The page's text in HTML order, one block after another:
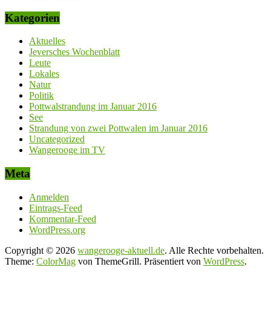
Kategorien
Aktuelles
Jeversches Wochenblatt
Leute
Lokales
Natur
Politik
Pottwalstrandung im Januar 2016
See
Strandung von zwei Pottwalen im Januar 2016
Uncategorized
Wangerooge im TV
Meta
Anmelden
Eintrags-Feed
Kommentar-Feed
WordPress.org
Copyright © 2026 wangerooge-aktuell.de. Alle Rechte vorbehalten.
Theme: ColorMag von ThemeGrill. Präsentiert von WordPress.